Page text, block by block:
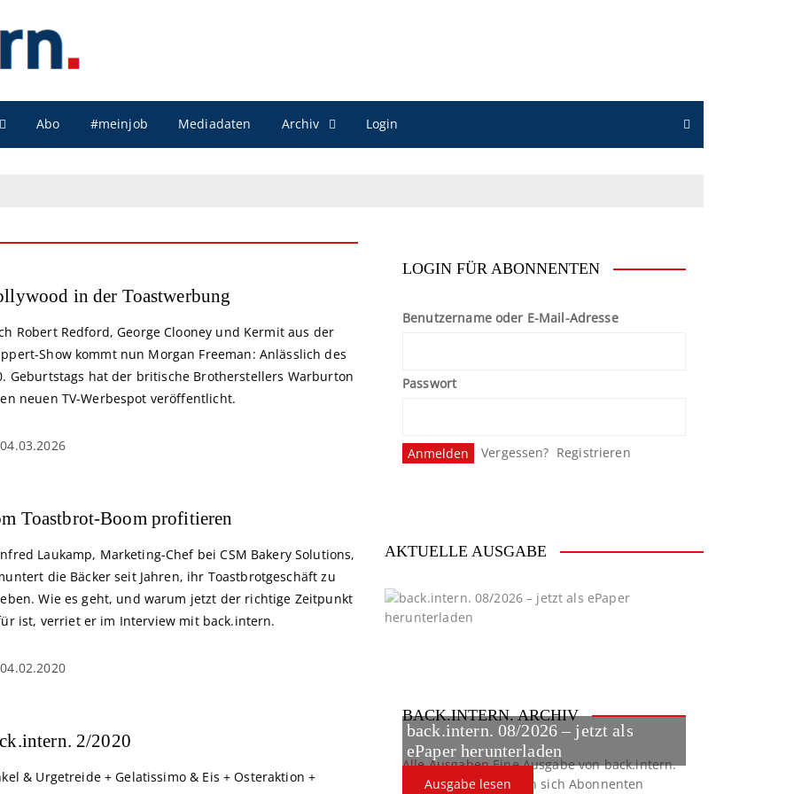
Abo #meinjob Mediadaten Archiv Login
in der Toastwerbung
Robert Redford, George Clooney und Kermit aus der
Show kommt nun Morgan Freeman: Anlässlich des
Geburtstags hat der britische Brotherstellers Warburton
neuen TV-Werbespot veröffentlicht.
04.03.2026
Toastbrot-Boom profitieren
Laukamp, Marketing-Chef bei CSM Bakery Solutions,
die Bäcker seit Jahren, ihr Toastbrotgeschäft zu
Wie es geht, und warum jetzt der richtige Zeitpunkt
ist, verriet er im Interview mit back.intern.
04.02.2020
2/2020
& Urgetreide + Gelatissimo & Eis + Osteraktion +
LOGIN FÜR ABONNENTEN
Benutzername oder E-Mail-Adresse
Passwort
Vergessen? Registrieren
AKTUELLE AUSGABE
back.intern. 08/2026 – jetzt als
ePaper herunterladen
Ausgabe lesen
BACK.INTERN. ARCHIV
Alle AusgabenEine Ausgabe von back.intern.
verpasst? Hier können sich Abonnenten